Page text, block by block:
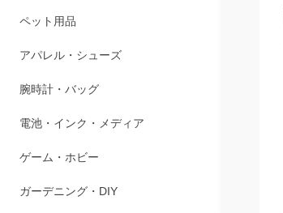
ペット用品
アパレル・シューズ
腕時計・バッグ
電池・インク・メディア
ゲーム・ホビー
ガーデニング・DIY